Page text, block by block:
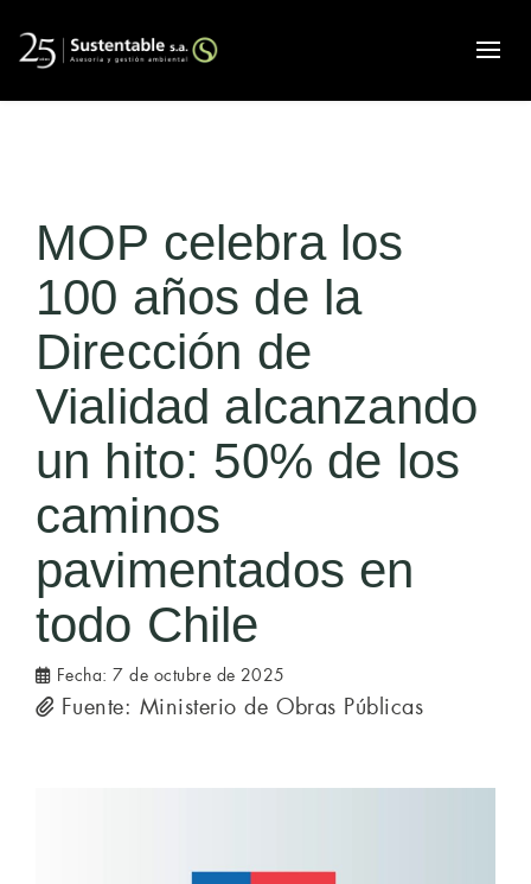
MOP celebra los
100 años de la
Dirección de
Vialidad alcanzando
un hito: 50% de los
caminos
pavimentados en
todo Chile
Fecha:7 de octubre de 2025
Fuente: Ministerio de Obras Públicas